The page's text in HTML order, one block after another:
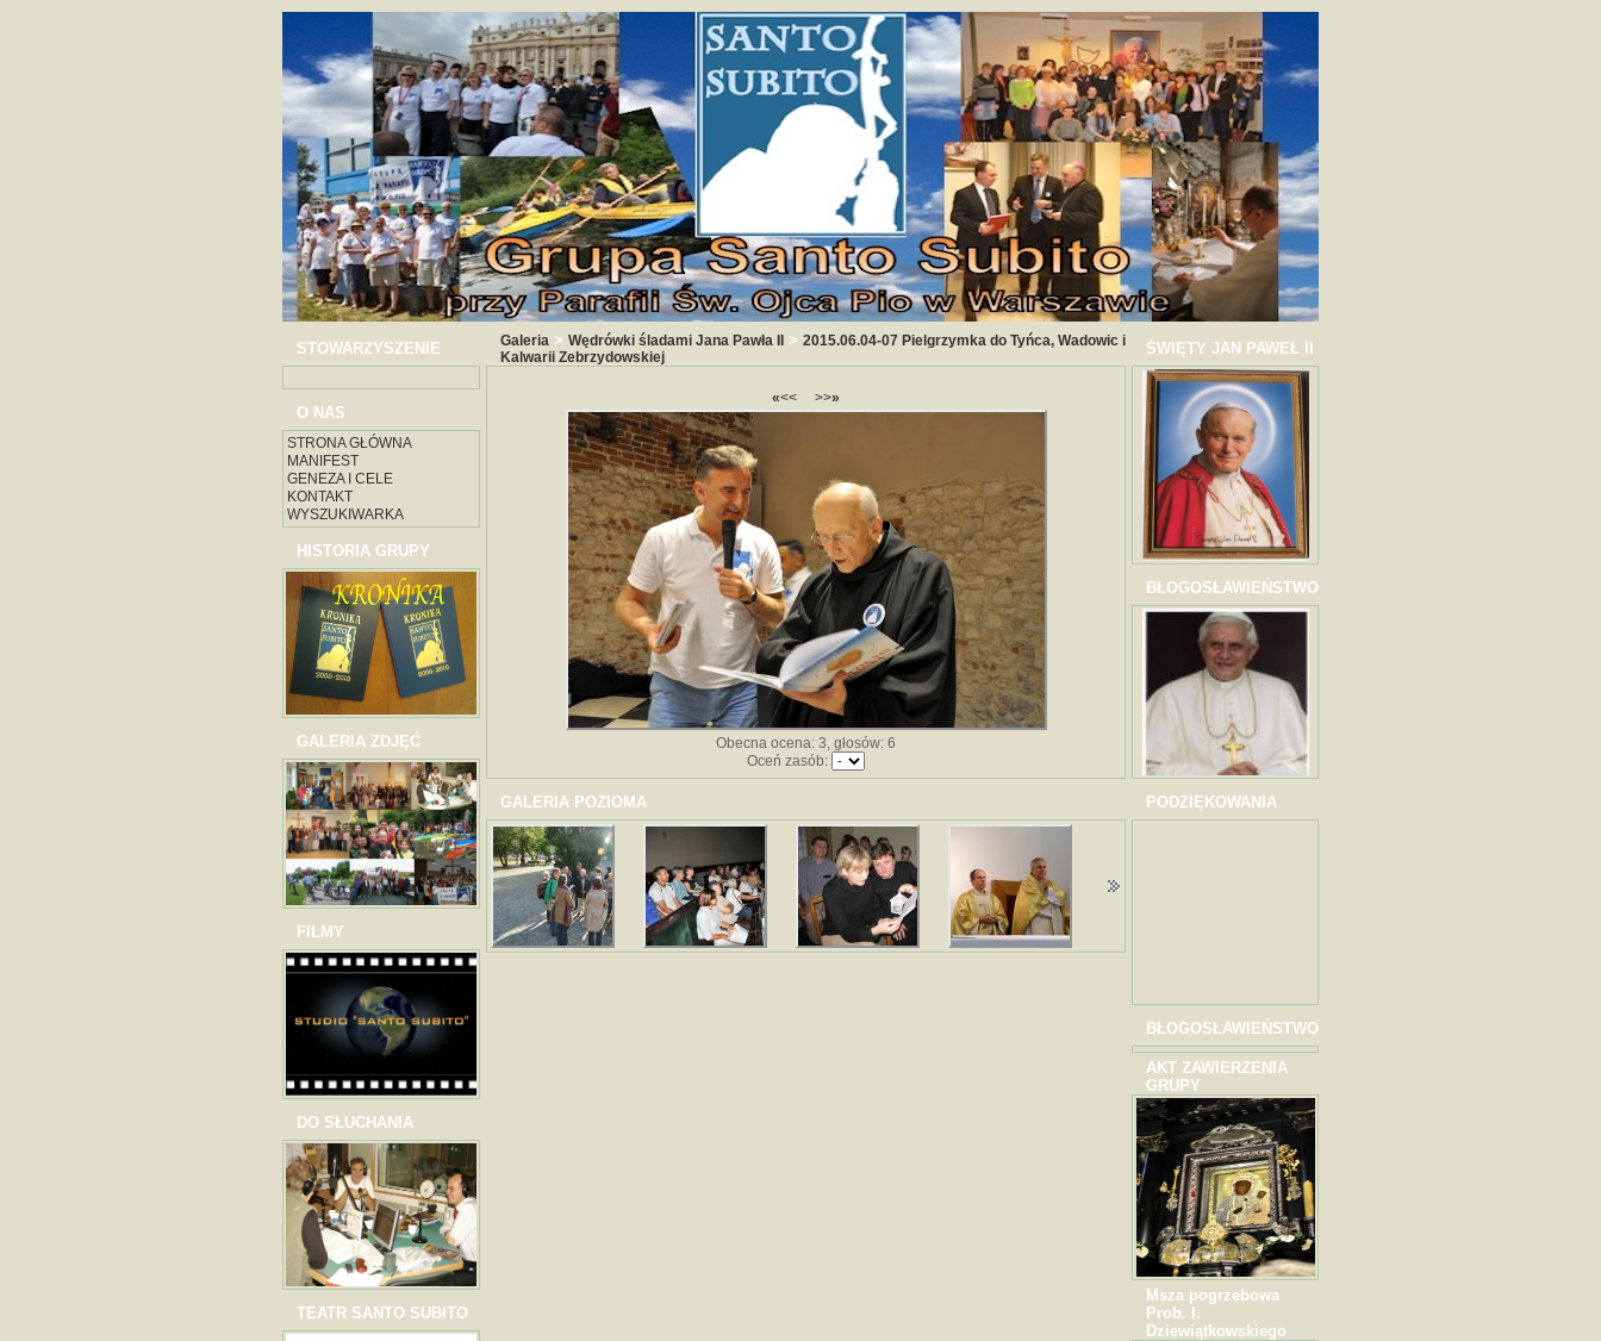
STOWARZYSZENIE
O NAS
STRONA GŁÓWNA
MANIFEST
GENEZA I CELE
KONTAKT
WYSZUKIWARKA
HISTORIA GRUPY
GALERIA ZDJĘĆ
FILMY
DO SŁUCHANIA
TEATR SANTO SUBITO
Galeria > Wędrówki śladami Jana Pawła II > 2015.06.04-07 Pielgrzymka do Tyńca, Wadowic i
Kalwarii Zebrzydowskiej
«<< >>»
Obecna ocena: 3, głosów: 6
Oceń zasób:
GALERIA POZIOMA
ŚWIĘTY JAN PAWEŁ II
BŁOGOSŁAWIEŃSTWO
PODZIĘKOWANIA
BŁOGOSŁAWIEŃSTWO
AKT ZAWIERZENIA
GRUPY
Msza pogrzebowa
Prob. I.
Dziewiątkowskiego